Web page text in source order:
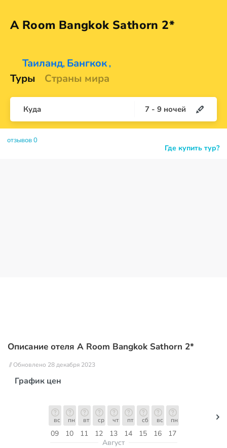
A Room Bangkok Sathorn 2*
Таиланд, Бангкок ,
Туры Страны мира
Куда 7 - 9 ночей
Где купить тур?
отзывов 0
Описание отеля A Room Bangkok Sathorn 2*
// Обновлено 28 декабря 2023
График цен
09
вс
10
пн
11
вт
12
ср
13
чт
14
пт
15
сб
16
вс
17
пн
Август